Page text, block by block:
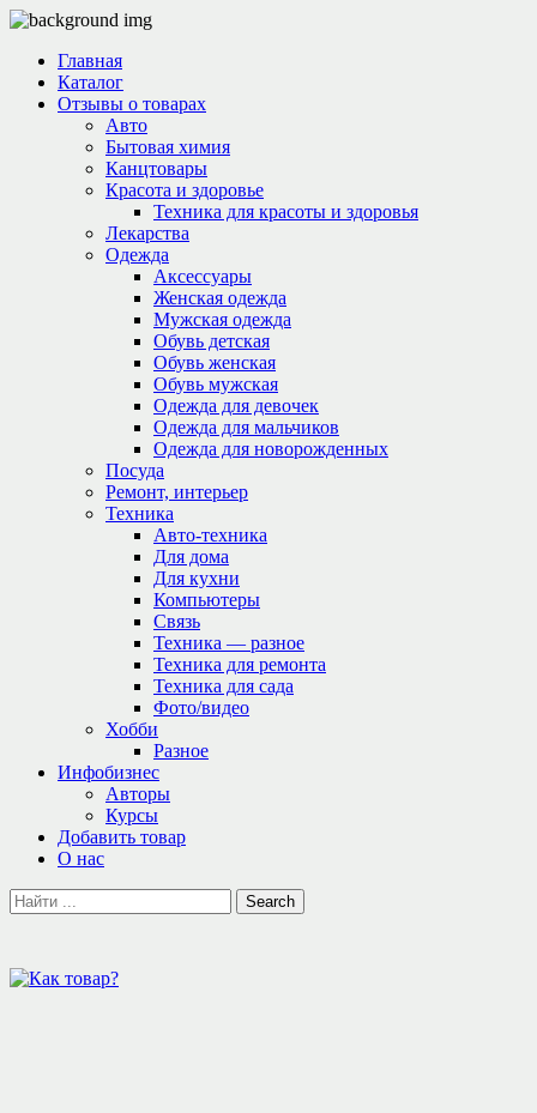
Главная
Каталог
Отзывы о товарах
Авто
Бытовая химия
Канцтовары
Красота и здоровье
Техника для красоты и здоровья
Лекарства
Одежда
Аксессуары
Женская одежда
Мужская одежда
Обувь детская
Обувь женская
Обувь мужская
Одежда для девочек
Одежда для мальчиков
Одежда для новорожденных
Посуда
Ремонт, интерьер
Техника
Авто-техника
Для дома
Для кухни
Компьютеры
Связь
Техника — разное
Техника для ремонта
Техника для сада
Фото/видео
Хобби
Разное
Инфобизнес
Авторы
Курсы
Добавить товар
О нас